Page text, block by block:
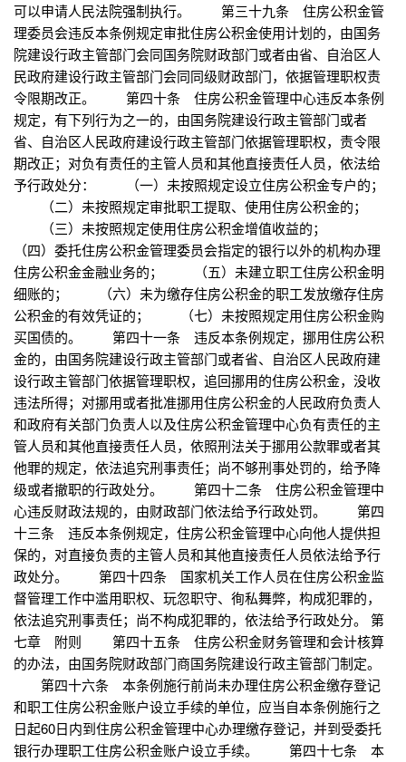
可以申请人民法院强制执行。 第三十九条 住房公积金管
理委员会违反本条例规定审批住房公积金使用计划的，由国务
院建设行政主管部门会同国务院财政部门或者由省、自治区人
民政府建设行政主管部门会同同级财政部门，依据管理职权责
令限期改正。 第四十条 住房公积金管理中心违反本条例
规定，有下列行为之一的，由国务院建设行政主管部门或者
省、自治区人民政府建设行政主管部门依据管理职权，责令限
期改正；对负有责任的主管人员和其他直接责任人员，依法给
予行政处分： （一）未按照规定设立住房公积金专户的；
（二）未按照规定审批职工提取、使用住房公积金的；
（三）未按照规定使用住房公积金增值收益的；
（四）委托住房公积金管理委员会指定的银行以外的机构办理
住房公积金金融业务的； （五）未建立职工住房公积金明
细账的； （六）未为缴存住房公积金的职工发放缴存住房
公积金的有效凭证的； （七）未按照规定用住房公积金购
买国债的。 第四十一条 违反本条例规定，挪用住房公积
金的，由国务院建设行政主管部门或者省、自治区人民政府建
设行政主管部门依据管理职权，追回挪用的住房公积金，没收
违法所得；对挪用或者批准挪用住房公积金的人民政府负责人
和政府有关部门负责人以及住房公积金管理中心负有责任的主
管人员和其他直接责任人员，依照刑法关于挪用公款罪或者其
他罪的规定，依法追究刑事责任；尚不够刑事处罚的，给予降
级或者撤职的行政处分。 第四十二条 住房公积金管理中
心违反财政法规的，由财政部门依法给予行政处罚。 第四
十三条 违反本条例规定，住房公积金管理中心向他人提供担
保的，对直接负责的主管人员和其他直接责任人员依法给予行
政处分。 第四十四条 国家机关工作人员在住房公积金监
督管理工作中滥用职权、玩忽职守、徇私舞弊，构成犯罪的，
依法追究刑事责任；尚不构成犯罪的，依法给予行政处分。 第
七章 附则 第四十五条 住房公积金财务管理和会计核算
的办法，由国务院财政部门商国务院建设行政主管部门制定。
第四十六条 本条例施行前尚未办理住房公积金缴存登记
和职工住房公积金账户设立手续的单位，应当自本条例施行之
日起60日内到住房公积金管理中心办理缴存登记，并到受委托
银行办理职工住房公积金账户设立手续。 第四十七条 本